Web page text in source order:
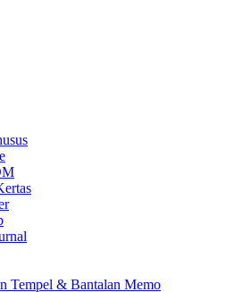
Tempel & Bantalan Memo